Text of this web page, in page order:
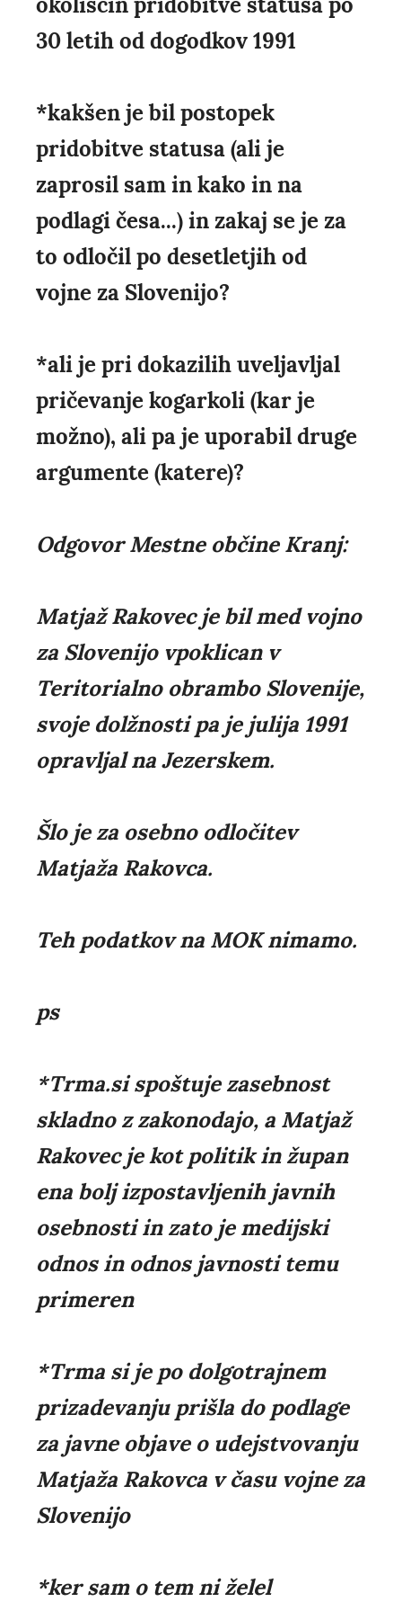
30 letih od dogodkov 1991
*kakšen je bil postopek
pridobitve statusa (ali je
zaprosil sam in kako in na
podlagi česa...) in zakaj se je za
to odločil po desetletjih od
vojne za Slovenijo?
*ali je pri dokazilih uveljavljal
pričevanje kogarkoli (kar je
možno), ali pa je uporabil druge
argumente (katere)?
Odgovor Mestne občine Kranj:
Matjaž Rakovec je bil med vojno
za Slovenijo vpoklican v
Teritorialno obrambo Slovenije,
svoje dolžnosti pa je julija 1991
opravljal na Jezerskem.
Šlo je za osebno odločitev
Matjaža Rakovca.
Teh podatkov na MOK nimamo.
ps
*Trma.si spoštuje zasebnost
skladno z zakonodajo, a Matjaž
Rakovec je kot politik in župan
ena bolj izpostavljenih javnih
osebnosti in zato je medijski
odnos in odnos javnosti temu
primeren
*Trma si je po dolgotrajnem
prizadevanju prišla do podlage
za javne objave o udejstvovanju
Matjaža Rakovca v času vojne za
Slovenijo
*ker sam o tem ni želel